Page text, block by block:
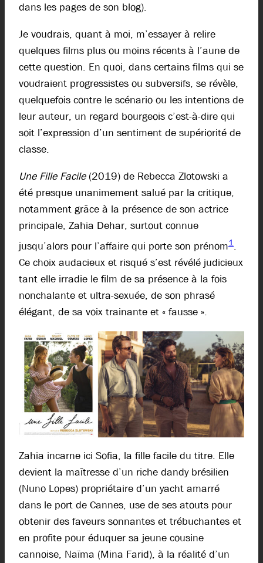
dans les pages de son blog).
Je voudrais, quant à moi, m’essayer à relire
quelques films plus ou moins récents à l’aune de
cette question. En quoi, dans certains films qui se
voudraient progressistes ou subversifs, se révèle,
quelquefois contre le scénario ou les intentions de
leur auteur, un regard bourgeois c’est-à-dire qui
soit l’expression d’un sentiment de supériorité de
classe.
Une Fille Facile (2019) de Rebecca Zlotowski a
été presque unanimement salué par la critique,
notamment grâce à la présence de son actrice
principale, Zahia Dehar, surtout connue
jusqu’alors pour l’affaire qui porte son prénom1.
Ce choix audacieux et risqué s’est révélé judicieux
tant elle irradie le film de sa présence à la fois
nonchalante et ultra-sexuée, de son phrasé
élégant, de sa voix trainante et « fausse ».
Zahia incarne ici Sofia, la fille facile du titre. Elle
devient la maîtresse d’un riche dandy brésilien
(Nuno Lopes) propriétaire d’un yacht amarré
dans le port de Cannes, use de ses atouts pour
obtenir des faveurs sonnantes et trébuchantes et
en profite pour éduquer sa jeune cousine
cannoise, Naïma (Mina Farid), à la réalité d’un